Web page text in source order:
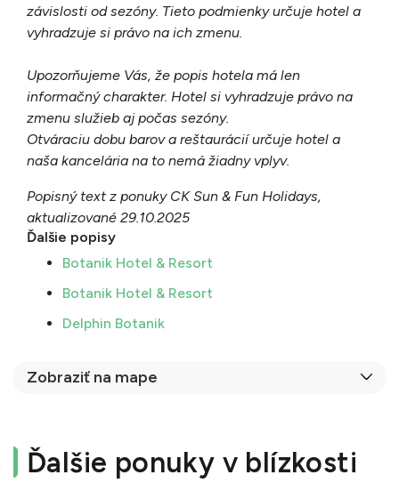
závislosti od sezóny. Tieto podmienky určuje hotel a
vyhradzuje si právo na ich zmenu.
Upozorňujeme Vás, že popis hotela má len
informačný charakter. Hotel si vyhradzuje právo na
zmenu služieb aj počas sezóny.
Otváraciu dobu barov a reštaurácií určuje hotel a
naša kancelária na to nemá žiadny vplyv.
Popisný text z ponuky CK Sun & Fun Holidays,
aktualizované 29.10.2025
Ďalšie popisy
Botanik Hotel & Resort
Botanik Hotel & Resort
Delphin Botanik
Zobraziť na mape
Ďalšie ponuky v blízkosti